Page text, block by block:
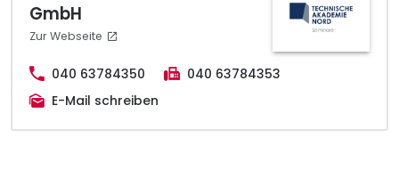
GmbH
Zur Webseite
040 63784350
040 63784353
E-Mail schreiben